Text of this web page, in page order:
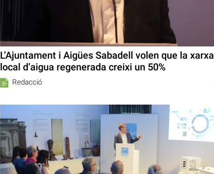
L’Ajuntament i Aigües Sabadell volen que la xarxa
local d’aigua regenerada creixi un 50%
Redacció